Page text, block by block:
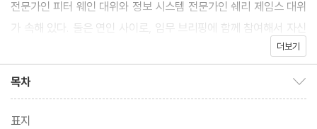
전문가인 피터 웨인 대위와 정보 시스템 전문가인 쉐리 제임스 대위
가 속해 있다. 둘은 연인 사이로, 임무 브리핑에 함께 참여해서 자신
더보기
목차
표지